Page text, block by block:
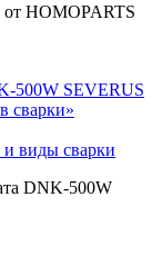
HOMOPARTS
виды сварки
DNK-500W